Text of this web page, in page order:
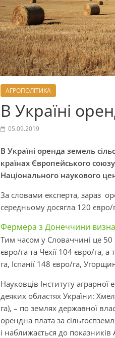
АГРОПОЛІТИКА
В Україні
05.09.2019
В Україні оренда земель
країнах Європейського
Національного наукового
За словами експерта, зараз
середньому досягла 120
Фермера з Донеччини
Тим часом у Словаччині це 50
євро/га та Чехії 104 євро/га,
га, Іспанії 148 євро/га,
Науковців Інституту
деяких областях України:
га), – по землях державної
орендна плата за
і наближається до показників